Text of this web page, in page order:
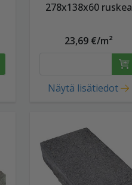
278x138x60 ruskea
23,69 €/m²
Näytä lisätiedot